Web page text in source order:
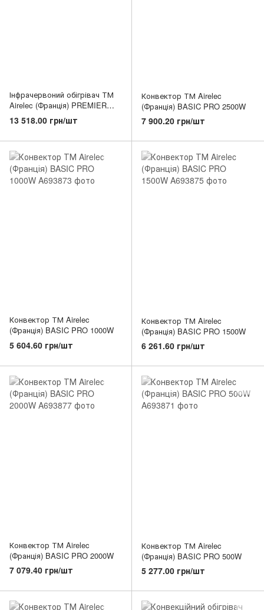
Інфрачервоний обігрівач ТМ
Airelec (Франція) PREMIER
PRO - 2000W
13 518.00 грн/шт
Конвектор ТМ Airelec
(Франція) BASIC PRO 2500W
7 900.20 грн/шт
Конвектор ТМ Airelec
(Франція) BASIC PRO 1000W
5 604.60 грн/шт
Конвектор ТМ Airelec
(Франція) BASIC PRO 1500W
6 261.60 грн/шт
Конвектор ТМ Airelec
(Франція) BASIC PRO 2000W
7 079.40 грн/шт
Конвектор ТМ Airelec
(Франція) BASIC PRO 500W
5 277.00 грн/шт